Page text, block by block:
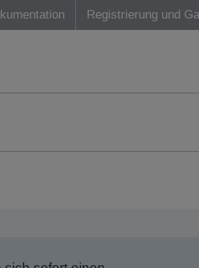
Registrierung und